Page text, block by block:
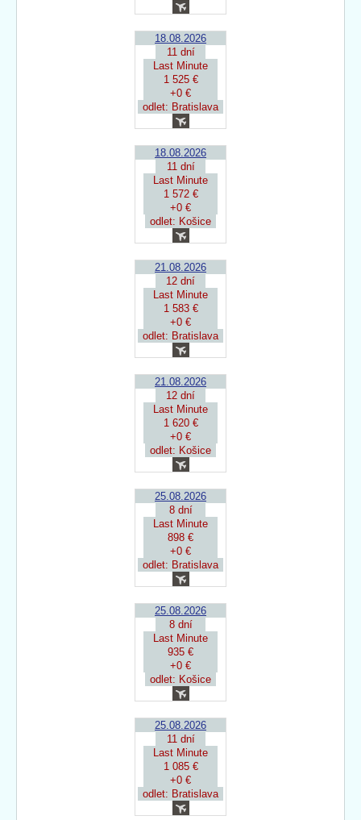
18.08.2026
11 dní
Last Minute
1 525 €
+0 €
odlet: Bratislava
18.08.2026
11 dní
Last Minute
1 572 €
+0 €
odlet: Košice
21.08.2026
12 dní
Last Minute
1 583 €
+0 €
odlet: Bratislava
21.08.2026
12 dní
Last Minute
1 620 €
+0 €
odlet: Košice
25.08.2026
8 dní
Last Minute
898 €
+0 €
odlet: Bratislava
25.08.2026
8 dní
Last Minute
935 €
+0 €
odlet: Košice
25.08.2026
11 dní
Last Minute
1 085 €
+0 €
odlet: Bratislava